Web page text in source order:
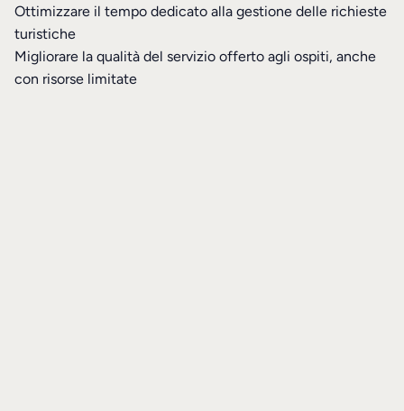
Ottimizzare il tempo dedicato alla gestione delle richieste
turistiche
Migliorare la qualità del servizio offerto agli ospiti, anche
con risorse limitate